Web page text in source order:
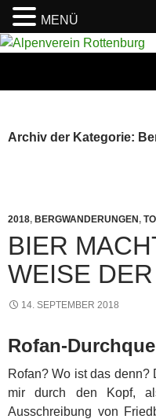
Zum
Archiv der Kategorie:
2018, BERGWANDERUNGEN,
BIER
WEISE
14. SEPTEMBER 2018
Rofan-
Rofan? Wo ist das
mir durch den Kopf,
Ausschreibung von
MENÜ